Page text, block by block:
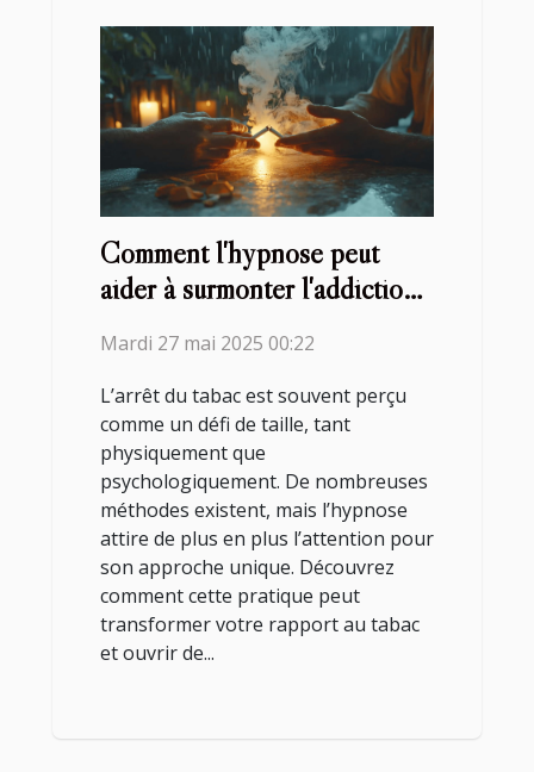
Comment l'hypnose peut
aider à surmonter l'addiction
Mardi 27 mai 2025 00:22
L’arrêt du tabac est souvent perçu
comme un défi de taille, tant
physiquement que
psychologiquement. De nombreuses
méthodes existent, mais l’hypnose
attire de plus en plus l’attention pour
son approche unique. Découvrez
comment cette pratique peut
transformer votre rapport au tabac
et ouvrir de...